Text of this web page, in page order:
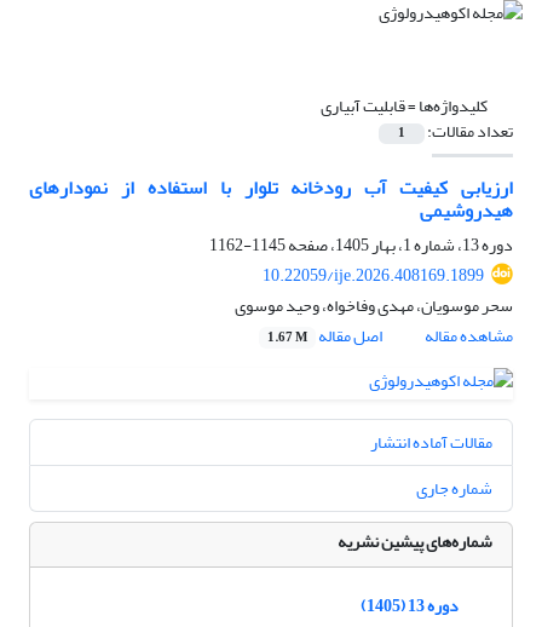
کلیدواژه‌ها =قابلیت آبیاری
تعداد مقالات: 1
ارزیابی کیفیت آب رودخانه تلوار با استفاده از نمودارهای
هیدروشیمی
دوره 13، شماره 1، بهار 1405، صفحه
1145-1162
10.22059/ije.2026.408169.1899
سحر موسویان، مهدی وفاخواه، وحید موسوی
مشاهده مقاله
اصل مقاله 1.67 M
مقالات آماده انتشار
شماره جاری
شماره‌های پیشین نشریه
دوره 13 (1405)